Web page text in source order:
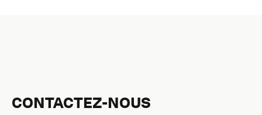
CONTACTEZ-NOUS